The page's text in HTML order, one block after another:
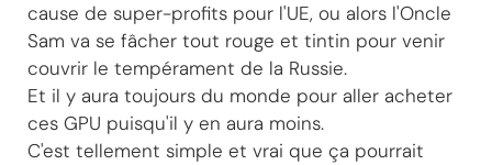
cause de super-profits pour l'UE, ou alors l'Oncle
Sam va se fâcher tout rouge et tintin pour venir
couvrir le tempérament de la Russie.
Et il y aura toujours du monde pour aller acheter
ces GPU puisqu'il y en aura moins.
C'est tellement simple et vrai que ça pourrait